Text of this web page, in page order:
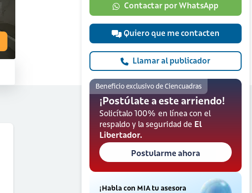
Contactar por WhatsApp
Quiero que me contacten
Llamar al publicador
Beneficio exclusivo de Ciencuadras
¡Postúlate a este arriendo!
Solicítalo 100% en línea con el
respaldo y la seguridad de El
Libertador.
Postularme ahora
¡Habla con MIA tu asesora